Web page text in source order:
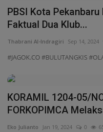
PBSI Kota
Faktual Dua Klub...
Thabrani Al-Indragiri Sep 14, 2024
#JAGOK.CO #BULUTANGKIS
KORAMIL 1204-05/
FORKOPIMCA
Eko Julianto Jan 19, 2024 0